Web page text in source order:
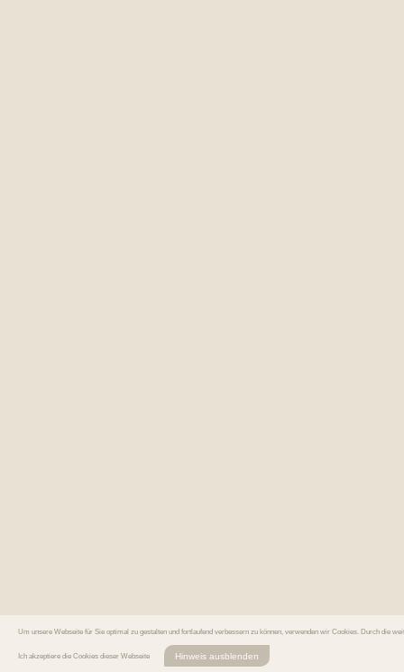
Um unsere Webseite für Sie optimal zu gestalten und fortlaufend verbessern zu können, verwenden wir Cookies. Durch die
Ich akzeptiere die Cookies dieser Webseite Hinweis ausblenden